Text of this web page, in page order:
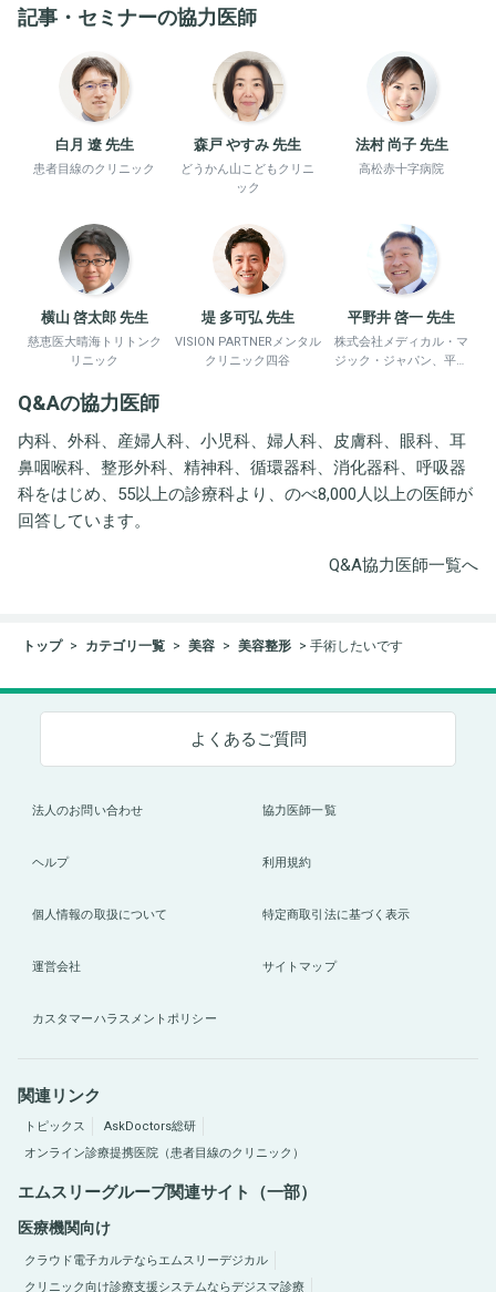
記事・セミナーの協力医師
白月 遼 先生
患者目線のクリニック
森戸 やすみ 先生
どうかん山こどもクリニ
ック
法村 尚子 先生
高松赤十字病院
横山 啓太郎 先生
慈恵医大晴海トリトンク
リニック
堤 多可弘 先生
VISION PARTNERメンタル
クリニック四谷
平野井 啓一 先生
株式会社メディカル・マ
ジック・ジャパン、平野
Q&Aの協力医師
内科、外科、産婦人科、小児科、婦人科、皮膚科、眼科、耳
鼻咽喉科、整形外科、精神科、循環器科、消化器科、呼吸器
科をはじめ、55以上の診療科より、のべ8,000人以上の医師が
回答しています。
Q&A協力医師一覧へ
トップ カテゴリ一覧 美容 美容整形 手術したいです
よくあるご質問
法人のお問い合わせ 協力医師一覧
ヘルプ 利用規約
個人情報の取扱について 特定商取引法に基づく表示
運営会社 サイトマップ
カスタマーハラスメントポリシー
関連リンク
トピックス
AskDoctors総研
オンライン診療提携医院（患者目線のクリニック）
エムスリーグループ関連サイト（一部）
医療機関向け
クラウド電子カルテならエムスリーデジカル
クリニック向け診療支援システムならデジスマ診療